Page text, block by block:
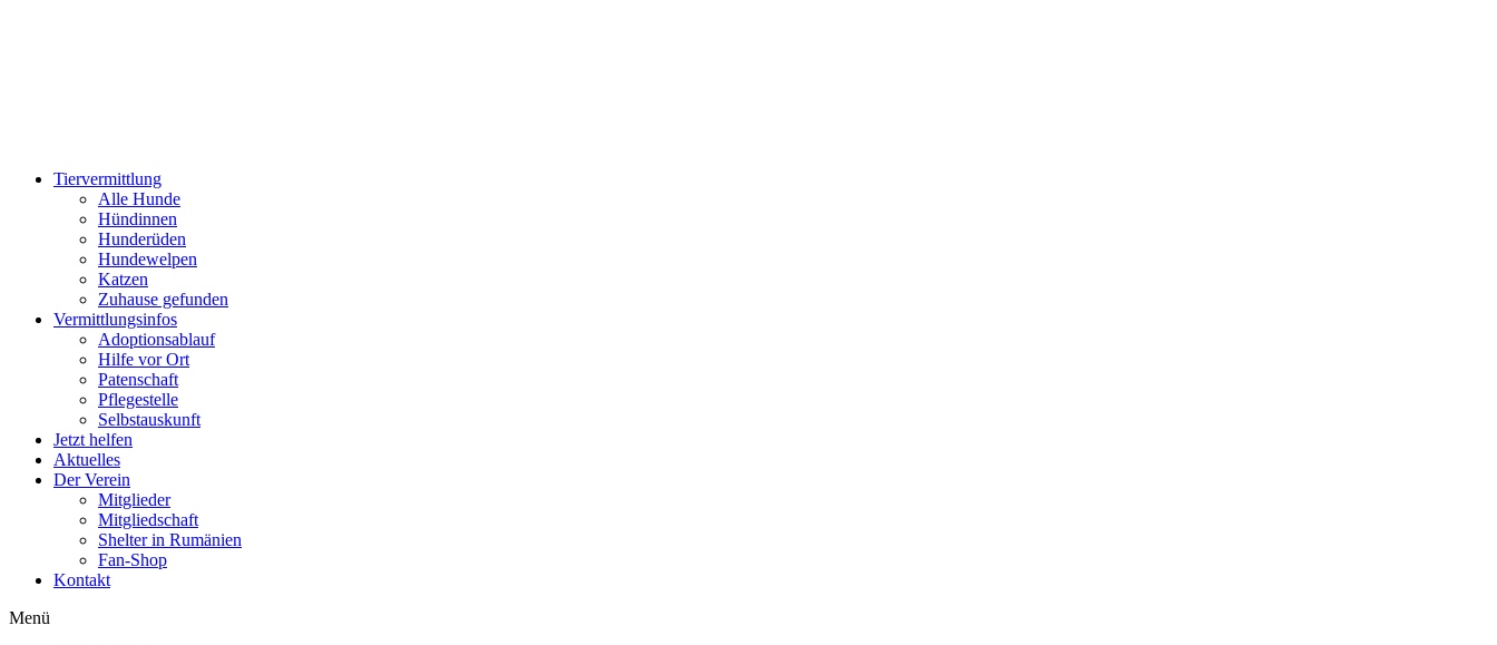
Tiervermittlung
Alle Hunde
Hündinnen
Hunderüden
Hundewelpen
Katzen
Zuhause gefunden
Vermittlungsinfos
Adoptionsablauf
Hilfe vor Ort
Patenschaft
Pflegestelle
Selbstauskunft
Jetzt helfen
Aktuelles
Der Verein
Mitglieder
Mitgliedschaft
Shelter in Rumänien
Fan-Shop
Kontakt
Menü